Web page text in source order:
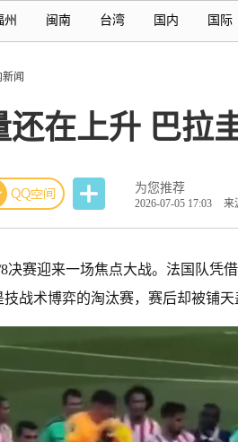
州 闽南 台湾 国内 国际
新闻
还在上升 巴拉
为您推荐
2026-07-05 17:03 来
决赛迎来一场焦点大战。法国队凭
战术博弈的淘汰赛，赛后却被铺天